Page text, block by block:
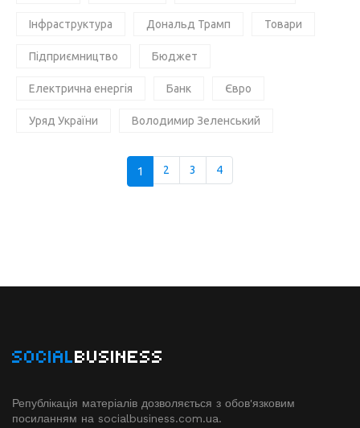
Інфраструктура Дональд Трамп Товари
Підприємництво Бюджет
Електрична енергія Банк Євро
Уряд України Володимир Зеленський
1 2 3 4
SOCIALBUSINESS
Републікація матеріалів дозволяється з обов'язковим
посиланням на socialbusiness.com.ua.